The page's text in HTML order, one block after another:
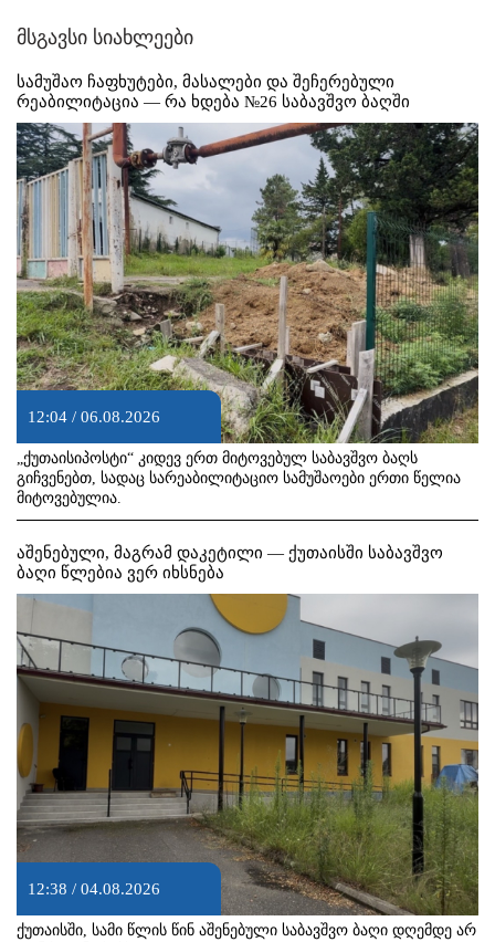
მსგავსი სიახლეები
სამუშაო ჩაფხუტები, მასალები და შეჩერებული
რეაბილიტაცია — რა ხდება №26 საბავშვო ბაღში
12:04 / 06.08.2026
„ქუთაისიპოსტი“ კიდევ ერთ მიტოვებულ საბავშვო ბაღს
გიჩვენებთ, სადაც სარეაბილიტაციო სამუშაოები ერთი წელია
მიტოვებულია.
აშენებული, მაგრამ დაკეტილი — ქუთაისში საბავშვო
ბაღი წლებია ვერ იხსნება
12:38 / 04.08.2026
ქუთაისში, სამი წლის წინ აშენებული საბავშვო ბაღი დღემდე არ